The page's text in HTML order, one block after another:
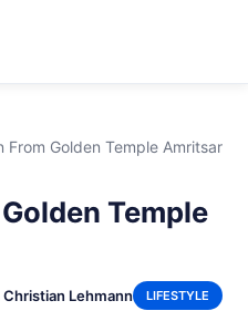
From Golden Temple Amritsar
Temple
Christian Lehmann LIFESTYLE